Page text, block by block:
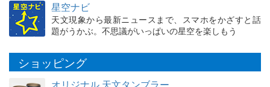
星空ナビ
天文現象から最新ニュースまで、スマホをかざすと話
題がうかぶ。不思議がいっぱいの星空を楽しもう
ショッピング